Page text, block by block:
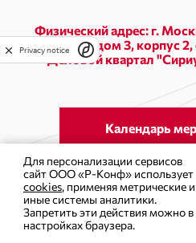
Физический адрес: г.
дом 3, корпус 2,
Деловой квартал
Календарь
Для персонализации сервисов
сайт ООО «Р-Конф» использует
cookies, применяя метрические и
иные системы аналитики.
Запретить эти действия можно в
настройках браузера.
Privacy notice